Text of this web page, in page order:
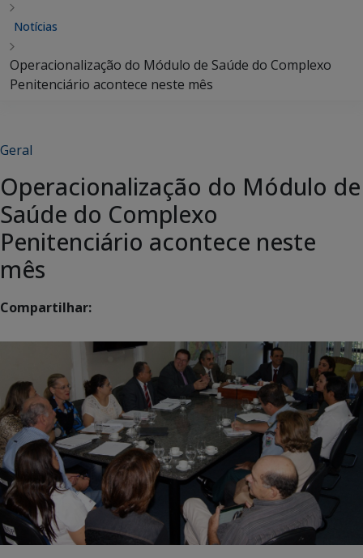
Notícias
Operacionalização do Módulo de Saúde do Complexo
Penitenciário acontece neste mês
Geral
Operacionalização do Módulo de
Saúde do Complexo
Penitenciário acontece neste
mês
Compartilhar: